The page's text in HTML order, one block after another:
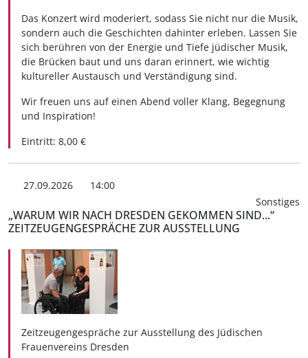
Das Konzert wird moderiert, sodass Sie nicht nur die Musik,
sondern auch die Geschichten dahinter erleben. Lassen Sie
sich berühren von der Energie und Tiefe jüdischer Musik,
die Brücken baut und uns daran erinnert, wie wichtig
kultureller Austausch und Verständigung sind.
Wir freuen uns auf einen Abend voller Klang, Begegnung
und Inspiration!
Eintritt: 8,00 €
27.09.2026
14:00
Sonstiges
„WARUM WIR NACH DRESDEN GEKOMMEN SIND...“
ZEITZEUGENGESPRÄCHE ZUR AUSSTELLUNG
Zeitzeugengespräche zur Ausstellung des Jüdischen
Frauenvereins Dresden